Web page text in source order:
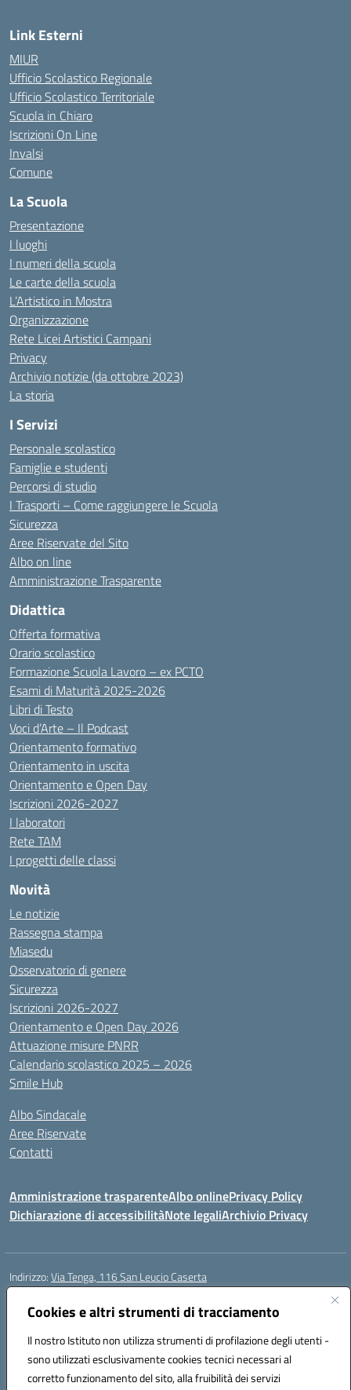
Cookies e altri strumenti di tracciamento
Il nostro Istituto non utilizza strumenti di profilazione degli utenti -
sono utilizzati esclusivamente cookies tecnici necessari al
corretto funzionamento del sito, alla fruibilità dei servizi
Link Esterni
MIUR
Ufficio Scolastico Regionale
Ufficio Scolastico Territoriale
Scuola in Chiaro
Iscrizioni On Line
Invalsi
Comune
La Scuola
Presentazione
I luoghi
I numeri della scuola
Le carte della scuola
L’Artistico in Mostra
Organizzazione
Rete Licei Artistici Campani
Privacy
Archivio notizie (da ottobre 2023)
La storia
I Servizi
Personale scolastico
Famiglie e studenti
Percorsi di studio
I Trasporti – Come raggiungere le Scuola
Sicurezza
Aree Riservate del Sito
Albo on line
Amministrazione Trasparente
Didattica
Offerta formativa
Orario scolastico
Formazione Scuola Lavoro – ex PCTO
Esami di Maturità 2025-2026
Libri di Testo
Voci d’Arte – Il Podcast
Orientamento formativo
Orientamento in uscita
Orientamento e Open Day
Iscrizioni 2026-2027
I laboratori
Rete TAM
I progetti delle classi
Novità
Le notizie
Rassegna stampa
Miasedu
Osservatorio di genere
Sicurezza
Iscrizioni 2026-2027
Orientamento e Open Day 2026
Attuazione misure PNRR
Calendario scolastico 2025 – 2026
Smile Hub
Albo Sindacale
Aree Riservate
Contatti
Amministrazione trasparenteAlbo onlinePrivacy Policy
Dichiarazione di accessibilitàNote legaliArchivio Privacy
Indirizzo:Via Tenga, 116 San Leucio Caserta
Centralino:
Posta elettronica certificata (PEC):ceis042009@pec.istruzione.it
Codice fiscale: 93098380616
Codice meccanografico:CEIS042009
Codice Indice delle Pubbliche Amministrazioni (IPA): islasleu